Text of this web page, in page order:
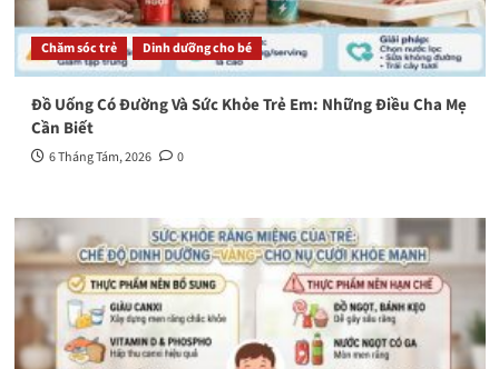
Chăm sóc trẻ Dinh dưỡng cho bé
Đồ Uống Có Đường Và Sức Khỏe Trẻ Em: Những Điều Cha Mẹ
Cần Biết
6 Tháng Tám, 2026 0